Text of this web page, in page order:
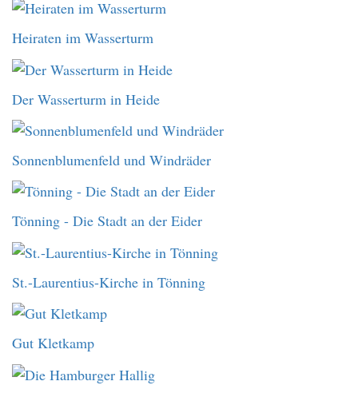
Heiraten im Wasserturm
Der Wasserturm in Heide
Sonnenblumenfeld und Windräder
Tönning - Die Stadt an der Eider
St.-Laurentius-Kirche in Tönning
Gut Kletkamp